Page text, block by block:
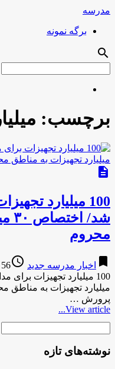
مدرسه
برگه نمونه
search
برچسب:
description
100 میلیارد
محروم
bookmark اخبار مدرسه جدید access_time
56 years ago
میلیارد تجهیزات به
پرورش …
View article...
نوشته‌های تازه